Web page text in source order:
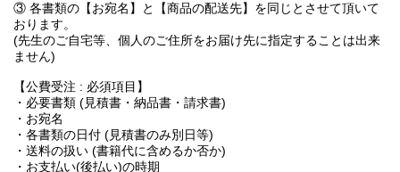
③ 各書類の【お宛名】と【商品の配送先】を同じとさせて頂いて
おります。
(先生のご自宅等、個人のご住所をお届け先に指定することは出来
ません)
【公費受注 : 必須項目】
・必要書類 (見積書・納品書・請求書)
・お宛名
・各書類の日付 (見積書のみ別日等)
・送料の扱い (書籍代に含めるか否か)
・お支払い(後払い)の時期